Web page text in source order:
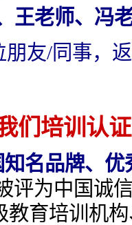
王老师、冯
友/同事，
们培训认
知名品牌、优
评为中国诚
教育培训机